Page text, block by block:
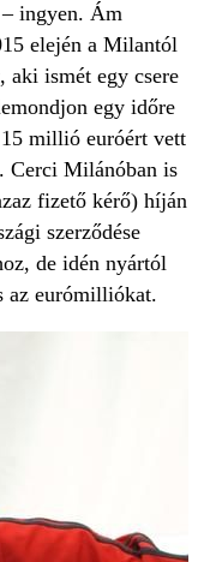
– ingyen. Ám
elején a Milantól
aki ismét egy csere
egy időre
millió euróért vett
Cerci Milánóban is
fizető kérő) híján
szerződése
de idén nyártól
az eurómilliókat.